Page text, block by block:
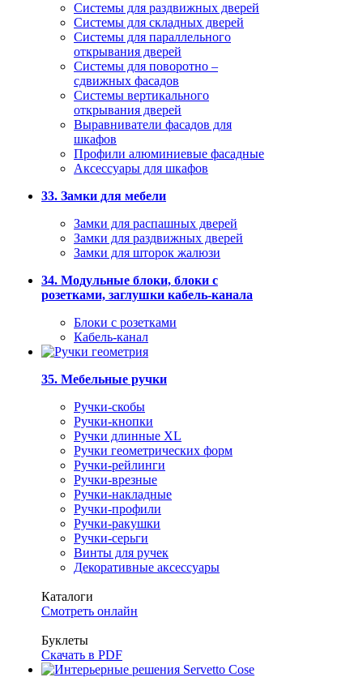
Системы для раздвижных дверей
Системы для складных дверей
Системы для параллельного
открывания дверей
Системы для поворотно –
сдвижных фасадов
Системы вертикального
открывания дверей
Выравниватели фасадов для
шкафов
Профили алюминиевые фасадные
Аксессуары для шкафов
33. Замки для мебели
Замки для распашных дверей
Замки для раздвижных дверей
Замки для шторок жалюзи
34. Модульные блоки, блоки с
розетками, заглушки кабель-канала
Блоки с розетками
Кабель-канал
35. Мебельные ручки
Ручки-скобы
Ручки-кнопки
Ручки длинные XL
Ручки геометрических форм
Ручки-рейлинги
Ручки-врезные
Ручки-накладные
Ручки-профили
Ручки-ракушки
Ручки-серьги
Винты для ручек
Декоративные аксессуары
Каталоги
Смотреть онлайн
Буклеты
Скачать в PDF